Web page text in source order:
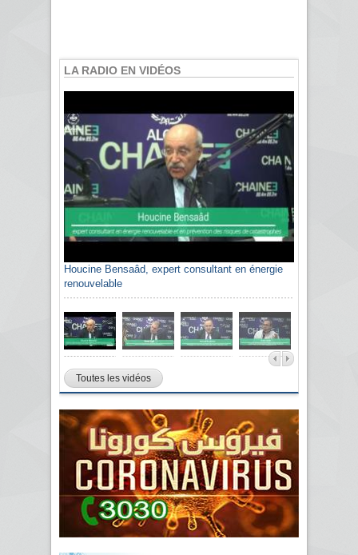
LA RADIO EN VIDÉOS
Houcine Bensaâd, expert consultant en énergie
renouvelable
Toutes les vidéos